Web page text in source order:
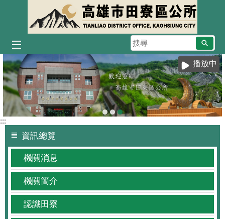
跳到主要內容區塊
搜
尋
播放中
:::
資訊總覽
機關消息
機關簡介
認識田寮